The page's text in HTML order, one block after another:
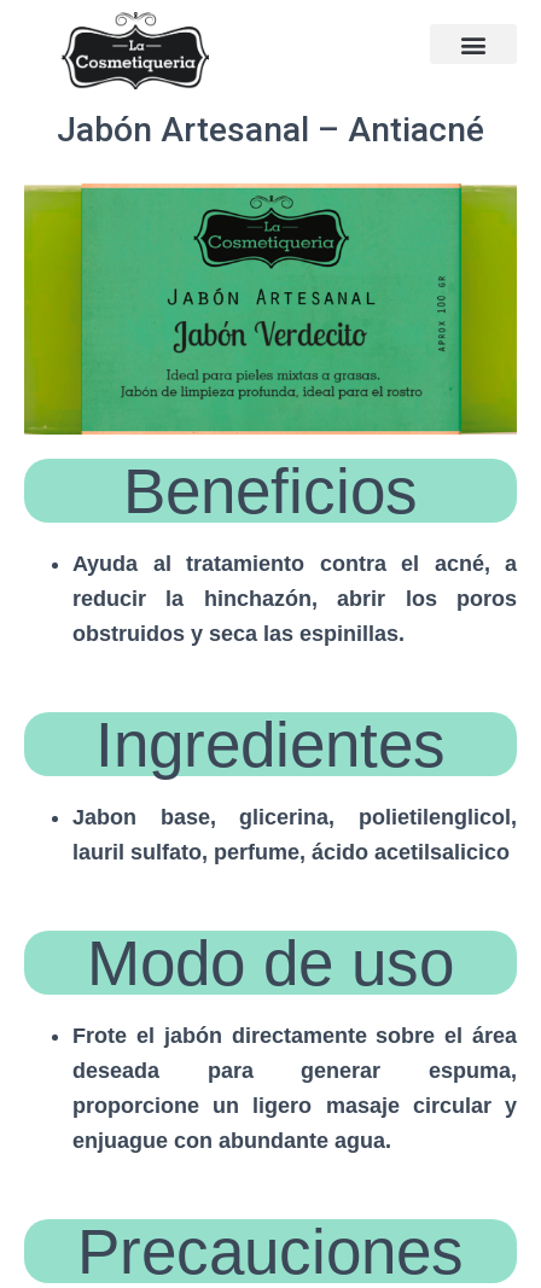
Jabón Artesanal – Antiacné
Beneficios
Ayuda al tratamiento contra el acné, a
reducir la hinchazón, abrir los poros
obstruidos y seca las espinillas.
Ingredientes
Jabon base, glicerina, polietilenglicol,
lauril sulfato, perfume, ácido acetilsalicico
Modo de uso
Frote el jabón directamente sobre el área
deseada para generar espuma,
proporcione un ligero masaje circular y
enjuague con abundante agua.
Precauciones